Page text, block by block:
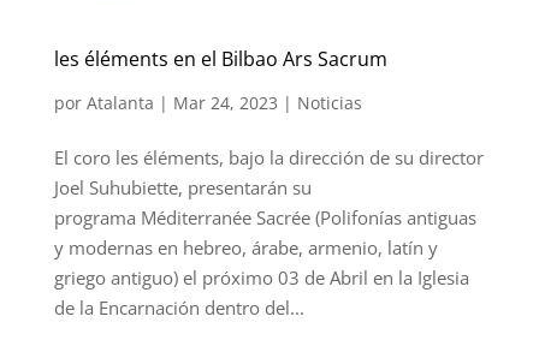
les éléments en el Bilbao Ars Sacrum
por Atalanta | Mar 24, 2023 | Noticias
El coro les éléments, bajo la dirección de su director
Joel Suhubiette, presentarán su
programa Méditerranée Sacrée (Polifonías antiguas
y modernas en hebreo, árabe, armenio, latín y
griego antiguo) el próximo 03 de Abril en la Iglesia
de la Encarnación dentro del...